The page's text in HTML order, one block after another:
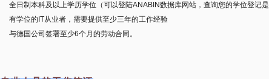
全日制本科及以上学历学位（可以登陆ANABIN数据库网站，查询您的学位登记
有学位的IT从业者，需要提供至少三年的工作经验
与德国公司签署至少6个月的劳动合同。